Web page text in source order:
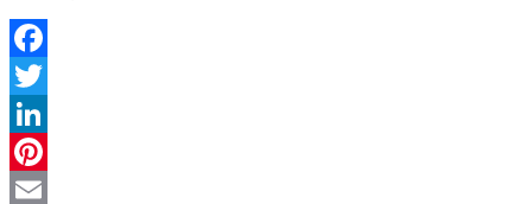
Facebook
Twitter
LinkedIn
Pinterest